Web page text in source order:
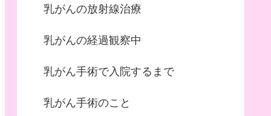
乳がんの放射線治療
乳がんの経過観察中
乳がん手術で入院するまで
乳がん手術のこと